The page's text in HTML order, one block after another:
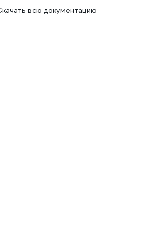
всю документацию